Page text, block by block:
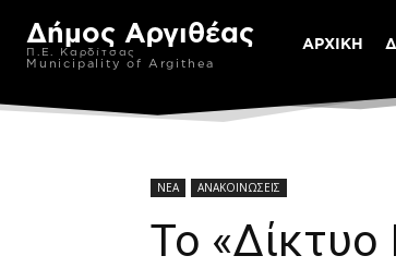
Δήμος Αργιθέας
Π.Ε. Καρδίτσας
Municipality of Argithea
ΑΡΧΙΚΗ
ΝΕΑ ΑΝΑΚΟΙΝΩΣΕΙΣ
Το